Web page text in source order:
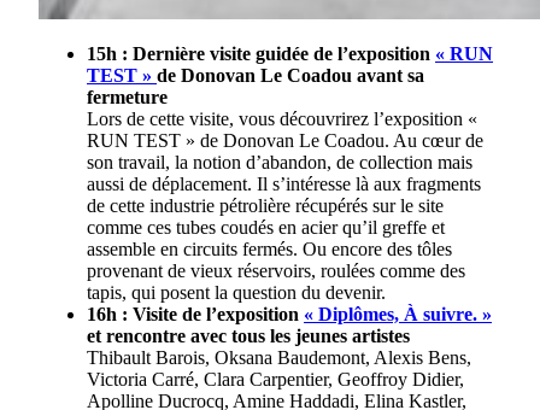
15h : Dernière visite guidée de l’exposition « RUN
TEST » de Donovan Le Coadou avant sa
fermeture
Lors de cette visite, vous découvrirez l’exposition «
RUN TEST » de Donovan Le Coadou. Au cœur de
son travail, la notion d’abandon, de collection mais
aussi de déplacement. Il s’intéresse là aux fragments
de cette industrie pétrolière récupérés sur le site
comme ces tubes coudés en acier qu’il greffe et
assemble en circuits fermés. Ou encore des tôles
provenant de vieux réservoirs, roulées comme des
tapis, qui posent la question du devenir.
16h : Visite de l’exposition « Diplômes, À suivre. »
et rencontre avec tous les jeunes artistes
Thibault Barois, Oksana Baudemont, Alexis Bens,
Victoria Carré, Clara Carpentier, Geoffroy Didier,
Apolline Ducrocq, Amine Haddadi, Elina Kastler,